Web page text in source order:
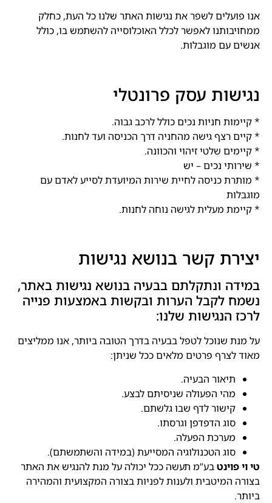
אנו פועלים לשפר את נגישות האתר שלנו כל העת, כחלק
ממחויבותנו לאפשר לכלל האוכלוסייה להשתמש בו, כולל
אנשים עם מוגבלות.
נגישות עסק פרונטלי
* קיימות חניות נכים כולל לרכב גבוה.
* קיים רצף גישה מהחניה דרך הכניסה ועד לחנות.
* קיימים שלטי זיהוי והכוונה.
* שירותי נכים – יש
* מותרת כניסה לחיית שירות המיועדת לסייע לאדם עם
מוגבלות
* קיימת מעלית לגישה נוחה לחנות.
יצירת קשר בנושא נגישות
במידה ונתקלתם בבעיה בנושא נגישות באתר,
נשמח לקבל הערות ובקשות באמצעות פנייה
לרכז הנגישות שלנו:
על מנת שנוכל לטפל בבעיה בדרך הטובה ביותר, אנו ממליצים
מאוד לצרף פרטים מלאים ככל שניתן:
תיאור הבעיה.
מהי הפעולה שניסיתם לבצע.
קישור לדף שבו גלשתם.
סוג הדפדפן וגרסתו.
מערכת הפעלה.
סוג הטכנולוגיה המסייעת (במידה והשתמשתם).
טי וי פוינטבע”מ תעשה ככל יכולה על מנת להנגיש את האתר
בצורה המיטבית ולענות לפניות בצורה המקצועית והמהירה
ביותר.